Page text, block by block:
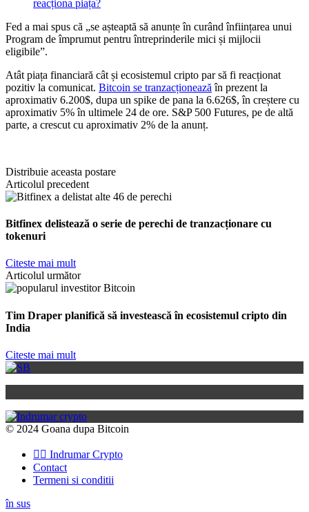
reacționa piața?
Fed a mai spus că „se așteaptă să anunțe în curând înființarea unui
Program de împrumut pentru întreprinderile mici și mijlocii
eligibile”.
Atât piața financiară cât și ecosistemul cripto par să fi reacționat
pozitiv la comunicat. Bitcoin se tranzacționează în prezent la
aproximativ 6.200$, dupa un spike de pana la 6.626$, în creștere cu
aproximativ 5% în ultimele 24 de ore. S&P 500 Futures, pe de altă
parte, a crescut cu aproximativ 2% de la anunț.
Distribuie aceasta postare
Articolul precedent
Bitfinex delistează o serie de perechi de tranzacționare cu
tokenuri
Citeste mai mult
Articolul următor
Tim Draper planifică să investească în ecosistemul cripto din
India
Citeste mai mult
© 2024 Goana dupa Bitcoin
👉🏽 Indrumar Crypto
Contact
Termeni si conditii
în sus